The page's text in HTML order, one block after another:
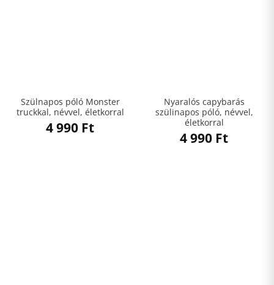
Szülnapos póló Monster
truckkal, névvel, életkorral
4 990 Ft
Nyaralós capybarás
szülinapos póló, névvel,
életkorral
4 990 Ft